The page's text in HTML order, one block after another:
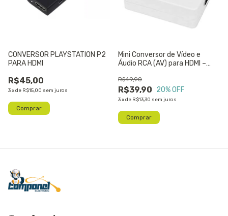
CONVERSOR PLAYSTATION P2
PARA HDMI
R$45,00
3xde R$15,00 sem juros
Mini Conversor de Vídeo e
Áudio RCA (AV) para HDMI –
R$39,90
R$49,90
20% OFF
3xde R$13,30 sem juros